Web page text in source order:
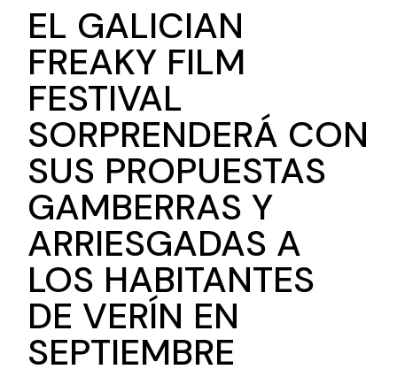
EL GALICIAN
FREAKY FILM
FESTIVAL
SORPRENDERÁ CON
SUS PROPUESTAS
GAMBERRAS Y
ARRIESGADAS A
LOS HABITANTES
DE VERÍN EN
SEPTIEMBRE